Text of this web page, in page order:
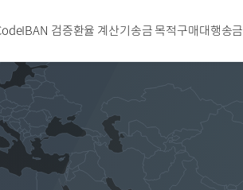
IBAN 검증환율 계산기송금 목적구매대행송금